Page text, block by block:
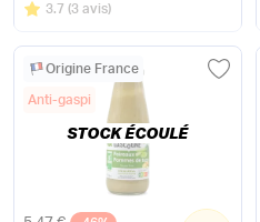
Note
3.7 sur 5
(3 avis)
Origine France
Anti-gaspi
STOCK ÉCOULÉ